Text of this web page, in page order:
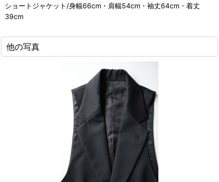
ショートジャケット/身幅66cm・肩幅54cm・袖丈64cm・着丈
39cm
他の写真